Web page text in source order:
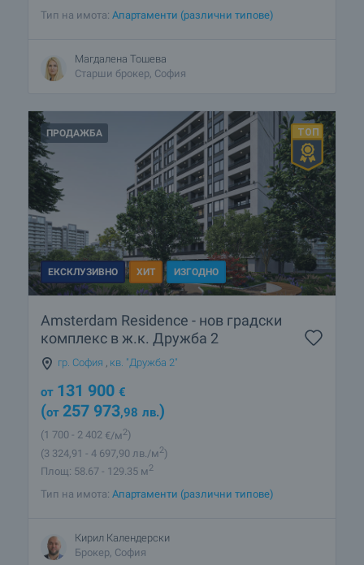
Тип на имота: Апартаменти (различни типове)
Магдалена Тошева
Старши брокер, София
ПРОДАЖБА
ЕКСКЛУЗИВНО ХИТ ИЗГОДНО
Amsterdam Residence - нов градски
комплекс в ж.к. Дружба 2
гр. София , кв. "Дружба 2"
от 131 900 €
(от 257 973,98 лв.)
(1 700 - 2 402 €/м2)
(3 324 ,91 - 4 697 ,90 лв./м2)
Площ: 58.67 - 129.35 м2
Тип на имота: Апартаменти (различни типове)
Кирил Календерски
Брокер, София